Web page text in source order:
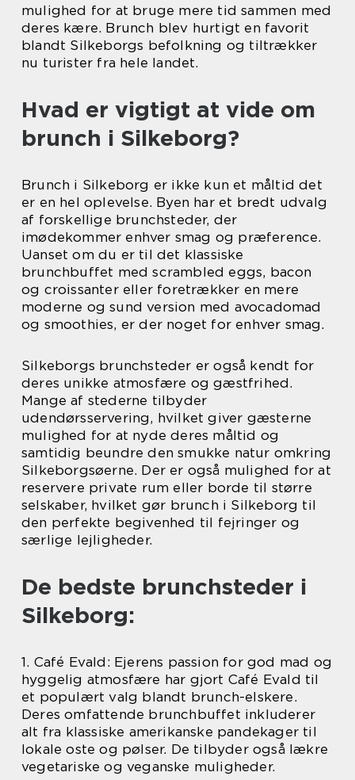
mulighed for at bruge mere tid sammen med
deres kære. Brunch blev hurtigt en favorit
blandt Silkeborgs befolkning og tiltrækker
nu turister fra hele landet.
Hvad er vigtigt at vide om
brunch i Silkeborg?
Brunch i Silkeborg er ikke kun et måltid det
er en hel oplevelse. Byen har et bredt udvalg
af forskellige brunchsteder, der
imødekommer enhver smag og præference.
Uanset om du er til det klassiske
brunchbuffet med scrambled eggs, bacon
og croissanter eller foretrækker en mere
moderne og sund version med avocadomad
og smoothies, er der noget for enhver smag.
Silkeborgs brunchsteder er også kendt for
deres unikke atmosfære og gæstfrihed.
Mange af stederne tilbyder
udendørsservering, hvilket giver gæsterne
mulighed for at nyde deres måltid og
samtidig beundre den smukke natur omkring
Silkeborgsøerne. Der er også mulighed for at
reservere private rum eller borde til større
selskaber, hvilket gør brunch i Silkeborg til
den perfekte begivenhed til fejringer og
særlige lejligheder.
De bedste brunchsteder i
Silkeborg:
1. Café Evald: Ejerens passion for god mad og
hyggelig atmosfære har gjort Café Evald til
et populært valg blandt brunch-elskere.
Deres omfattende brunchbuffet inkluderer
alt fra klassiske amerikanske pandekager til
lokale oste og pølser. De tilbyder også lækre
vegetariske og veganske muligheder.